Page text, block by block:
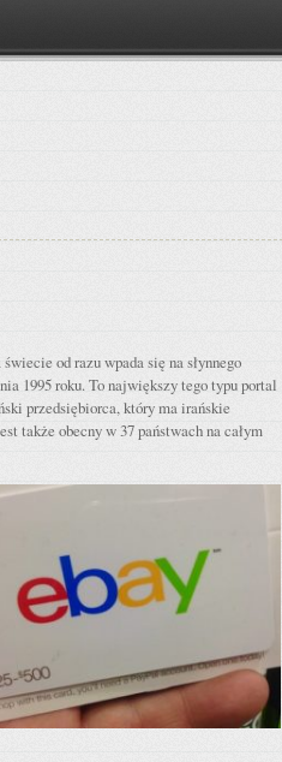
od razu wpada się na słynnego
1995 roku. To największy tego typu portal
przedsiębiorca, który ma irańskie
także obecny w 37 państwach na całym